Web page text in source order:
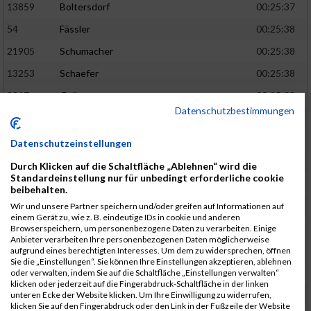
13859
Boltersdorf
00:25:37
54
Fässler
00:25:38
21905
Schumacher
00:25:38
13253
Schaefer
00:25:38
2317
Golbar
00:25:38
5561
00:25:38
12006
Laudien
9273
Nicotra
7717
Lades
00:25:38
15581
Adamczak
00:25:38
3162
Heilig
00:25:39
3107
Schork
00:25:40
5888
Regneri
00:25:41
8971
Bien 00:25:42
Datenschutzbestimmungen
Datenschutzeinstellungen
Durch Klicken auf die Schaltfläche „Ablehnen“ wird die
Standardeinstellung nur für unbedingt erforderliche cookie
beibehalten.
Wir und unsere Partner speichern und/oder greifen auf Informationen auf
einem Gerät zu, wie z. B. eindeutige IDs in cookie und anderen
Browserspeichern, um personenbezogene Daten zu verarbeiten. Einige
Anbieter verarbeiten Ihre personenbezogenen Daten möglicherweise
aufgrund eines berechtigten Interesses. Um dem zu widersprechen, öffnen
Sie die „Einstellungen“. Sie können Ihre Einstellungen akzeptieren, ablehnen
oder verwalten, indem Sie auf die Schaltfläche „Einstellungen verwalten“
klicken oder jederzeit auf die Fingerabdruck-Schaltfläche in der linken
unteren Ecke der Website klicken. Um Ihre Einwilligung zu widerrufen,
klicken Sie auf den Fingerabdruck oder den Link in der Fußzeile der Website